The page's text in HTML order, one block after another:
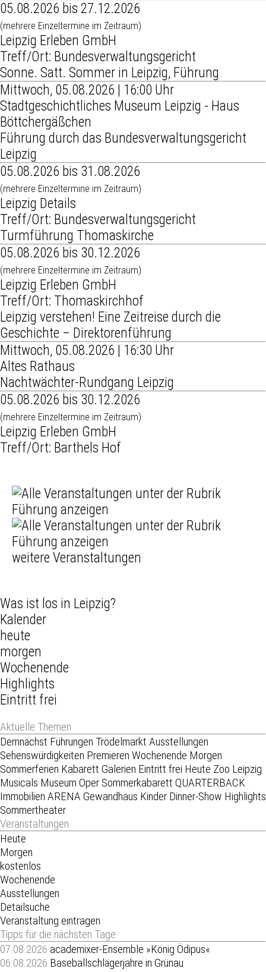
05.08.2026 bis 27.12.2026
(mehrere Einzeltermine im Zeitraum)
Leipzig Erleben GmbH
Treff/Ort: Bundesverwaltungsgericht
Sonne. Satt. Sommer in Leipzig, Führung
Mittwoch, 05.08.2026 | 16:00 Uhr
Stadtgeschichtliches Museum Leipzig - Haus
Böttchergäßchen
Führung durch das Bundesverwaltungsgericht
Leipzig
05.08.2026 bis 31.08.2026
(mehrere Einzeltermine im Zeitraum)
Leipzig Details
Treff/Ort: Bundesverwaltungsgericht
Turmführung Thomaskirche
05.08.2026 bis 30.12.2026
(mehrere Einzeltermine im Zeitraum)
Leipzig Erleben GmbH
Treff/Ort: Thomaskirchhof
Leipzig verstehen! Eine Zeitreise durch die
Geschichte – Direktorenführung
Mittwoch, 05.08.2026 | 16:30 Uhr
Altes Rathaus
Nachtwächter-Rundgang Leipzig
05.08.2026 bis 30.12.2026
(mehrere Einzeltermine im Zeitraum)
Leipzig Erleben GmbH
Treff/Ort: Barthels Hof
weitere Veranstaltungen
Was ist los in Leipzig?
Kalender
heute
morgen
Wochenende
Highlights
Eintritt frei
Aktuelle Themen
Demnächst Führungen Trödelmarkt Ausstellungen
Sehenswürdigkeiten Premieren Wochenende Morgen
Sommerferien Kabarett Galerien Eintritt frei Heute Zoo Leipzig
Musicals Museum Oper Sommerkabarett QUARTERBACK
Immobilien ARENA Gewandhaus Kinder Dinner-Show Highlights
Sommertheater
Veranstaltungen
Heute
Morgen
kostenlos
Wochenende
Ausstellungen
Detailsuche
Veranstaltung eintragen
Tipps für die nächsten Tage
07.08.2026 academixer-Ensemble »König Ödipus«
06.08.2026 Baseballschlägerjahre in Grünau